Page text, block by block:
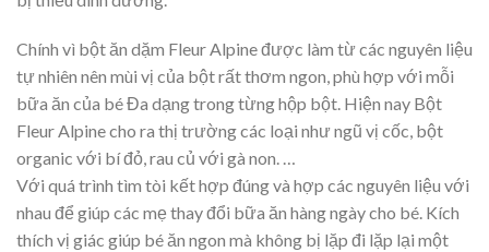
Chính vì bột ăn dặm Fleur Alpine được làm từ các nguyên liệu
tự nhiên nên mùi vị của bột rất thơm ngon, phù hợp với mỗi
bữa ăn của bé Đa dạng trong từng hộp bột. Hiện nay Bột
Fleur Alpine cho ra thị trường các loại như ngũ vị cốc, bột
organic với bí đỏ, rau củ với gà non. …
Với quá trình tìm tòi kết hợp đúng và hợp các nguyên liệu với
nhau để giúp các mẹ thay đổi bữa ăn hàng ngày cho bé. Kích
thích vị giác giúp bé ăn ngon mà không bị lặp đi lặp lại một